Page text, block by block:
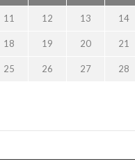
11 12 13 14
18 19 20 21
25 26 27 28